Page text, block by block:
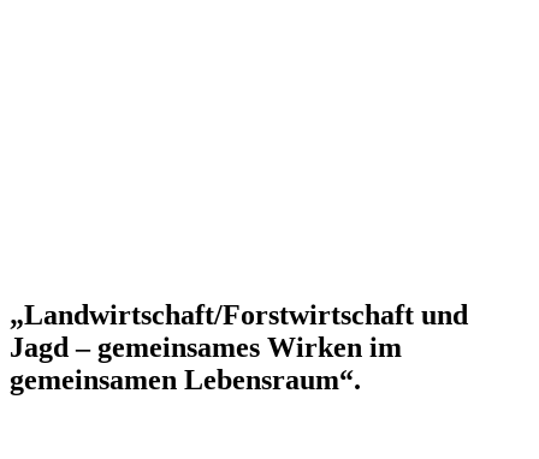
„Landwirtschaft/Forstwirtschaft und
Jagd – gemeinsames Wirken im
gemeinsamen Lebensraum“.